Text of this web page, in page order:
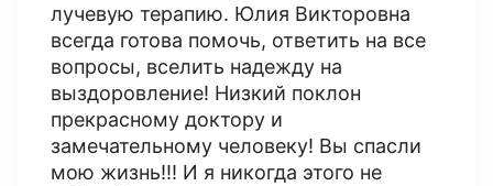
лучевую терапию. Юлия Викторовна
всегда готова помочь, ответить на все
вопросы, вселить надежду на
выздоровление! Низкий поклон
прекрасному доктору и
замечательному человеку! Вы спасли
мою жизнь!!! И я никогда этого не